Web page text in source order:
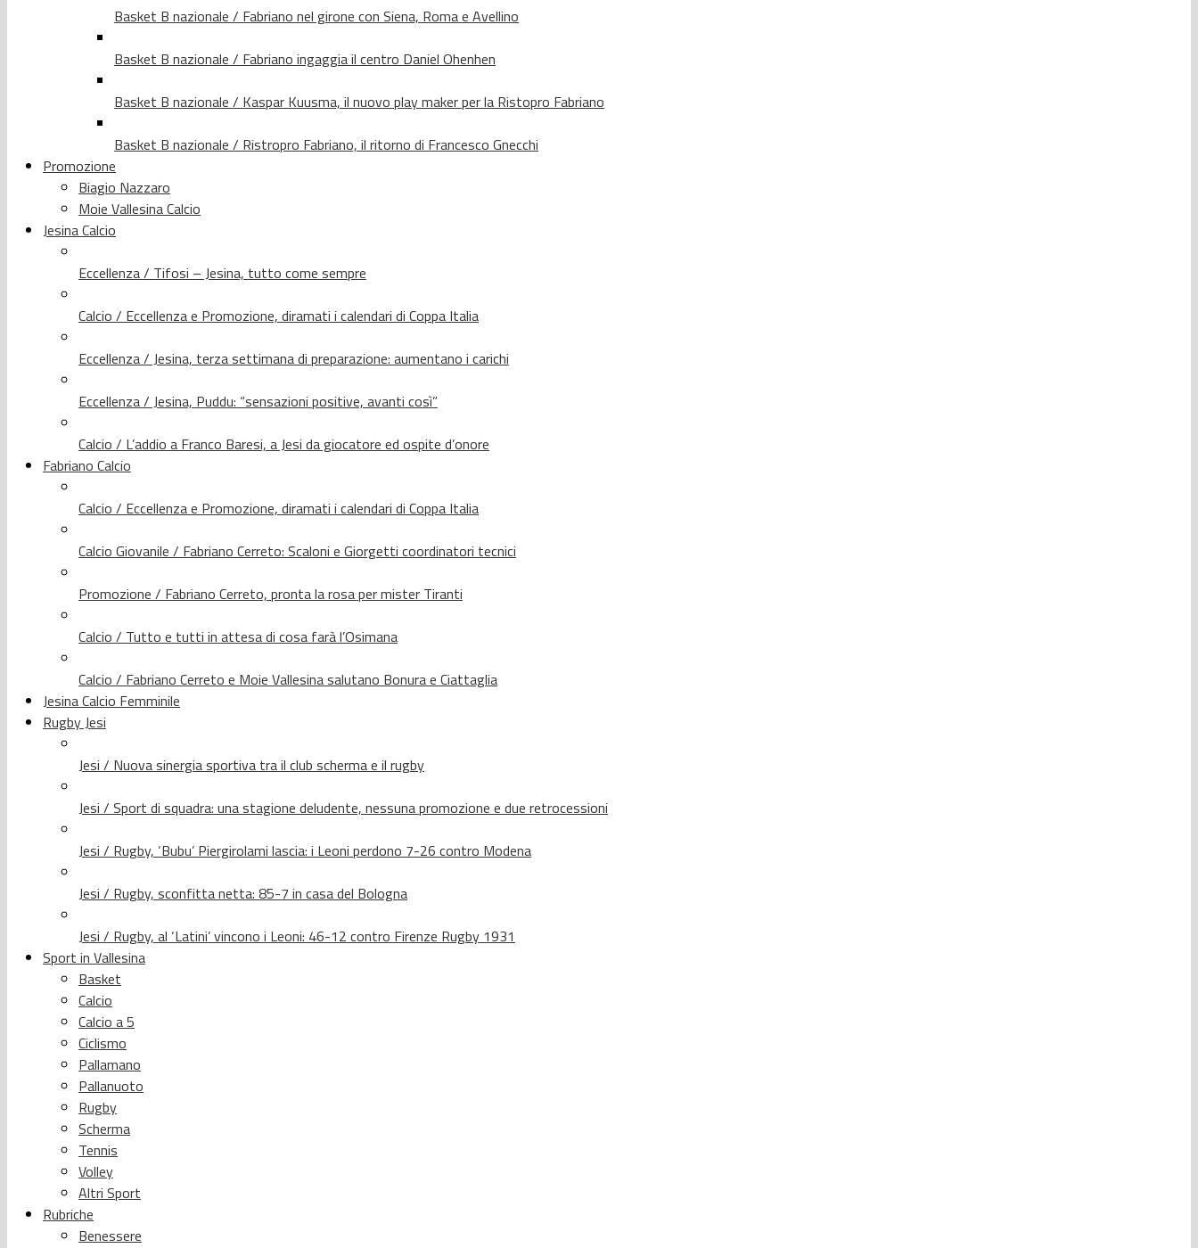
Basket B nazionale / Fabriano nel girone con Siena, Roma e Avellino
Basket B nazionale / Fabriano ingaggia il centro Daniel Ohenhen
Basket B nazionale / Kaspar Kuusma, il nuovo play maker per la Ristopro Fabriano
Basket B nazionale / Ristropro Fabriano, il ritorno di Francesco Gnecchi
Promozione
Biagio Nazzaro
Moie Vallesina Calcio
Jesina Calcio
Eccellenza / Tifosi – Jesina, tutto come sempre
Calcio / Eccellenza e Promozione, diramati i calendari di Coppa Italia
Eccellenza / Jesina, terza settimana di preparazione: aumentano i carichi
Eccellenza / Jesina, Puddu: “sensazioni positive, avanti così”
Calcio / L’addio a Franco Baresi, a Jesi da giocatore ed ospite d’onore
Fabriano Calcio
Calcio / Eccellenza e Promozione, diramati i calendari di Coppa Italia
Calcio Giovanile / Fabriano Cerreto: Scaloni e Giorgetti coordinatori tecnici
Promozione / Fabriano Cerreto, pronta la rosa per mister Tiranti
Calcio / Tutto e tutti in attesa di cosa farà l’Osimana
Calcio / Fabriano Cerreto e Moie Vallesina salutano Bonura e Ciattaglia
Jesina Calcio Femminile
Rugby Jesi
Jesi / Nuova sinergia sportiva tra il club scherma e il rugby
Jesi / Sport di squadra: una stagione deludente, nessuna promozione e due retrocessioni
Jesi / Rugby, ‘Bubu’ Piergirolami lascia: i Leoni perdono 7-26 contro Modena
Jesi / Rugby, sconfitta netta: 85-7 in casa del Bologna
Jesi / Rugby, al ‘Latini’ vincono i Leoni: 46-12 contro Firenze Rugby 1931
Sport in Vallesina
Basket
Calcio
Calcio a 5
Ciclismo
Pallamano
Pallanuoto
Rugby
Scherma
Tennis
Volley
Altri Sport
Rubriche
Benessere